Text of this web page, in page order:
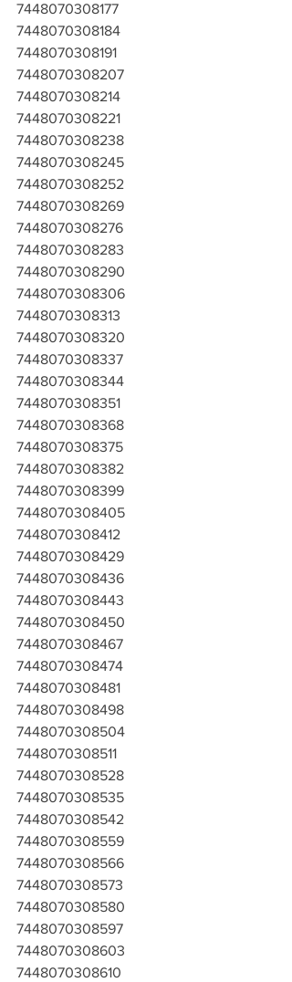
7448070308177
7448070308184
7448070308191
7448070308207
7448070308214
7448070308221
7448070308238
7448070308245
7448070308252
7448070308269
7448070308276
7448070308283
7448070308290
7448070308306
7448070308313
7448070308320
7448070308337
7448070308344
7448070308351
7448070308368
7448070308375
7448070308382
7448070308399
7448070308405
7448070308412
7448070308429
7448070308436
7448070308443
7448070308450
7448070308467
7448070308474
7448070308481
7448070308498
7448070308504
7448070308511
7448070308528
7448070308535
7448070308542
7448070308559
7448070308566
7448070308573
7448070308580
7448070308597
7448070308603
7448070308610